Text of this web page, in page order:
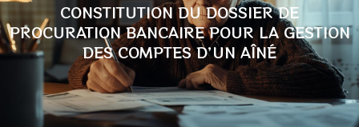
CONSTITUTION DU DOSSIER DE
PROCURATION BANCAIRE POUR LA GESTION
DES COMPTES D’UN AÎNÉ